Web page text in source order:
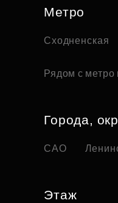
Метро
Сходненская
Рядом с метро
Города,
САО
Этаж